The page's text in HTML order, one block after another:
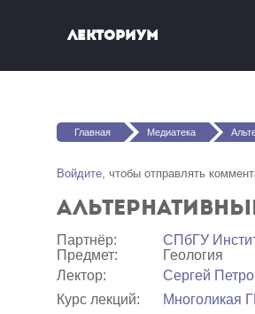
Лекториум
Вы здесь
Главная Медиатека
Войдите, чтобы отправлять
Партнёр:
СПбГУ
Предмет:
Геология
Лектор:
Сергей
Курс лекций:
Многоликая